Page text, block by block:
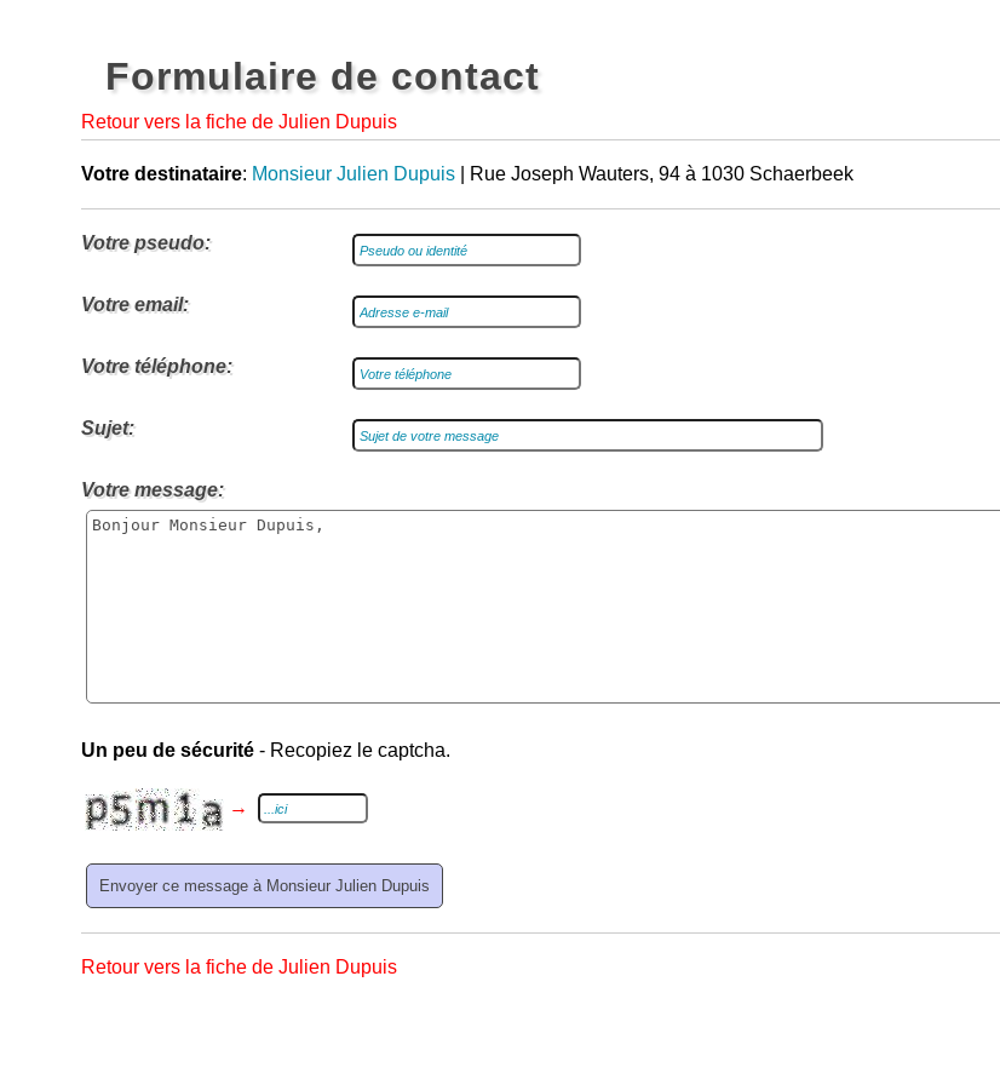
Formulaire de contact
Retour vers la fiche de Julien Dupuis
Votre destinataire: Monsieur Julien Dupuis | Rue Joseph Wauters, 94 à 1030 Schaerbeek
Votre pseudo:
Votre email:
Votre téléphone:
Sujet:
Votre message:
Un peu de sécurité - Recopiez le captcha.
→
Retour vers la fiche de Julien Dupuis